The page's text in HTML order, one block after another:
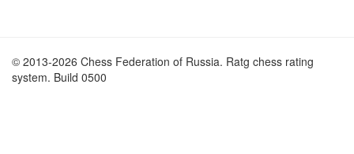
© 2013-2026 Chess Federation of Russia. Ratg chess rating
system. Build 0500